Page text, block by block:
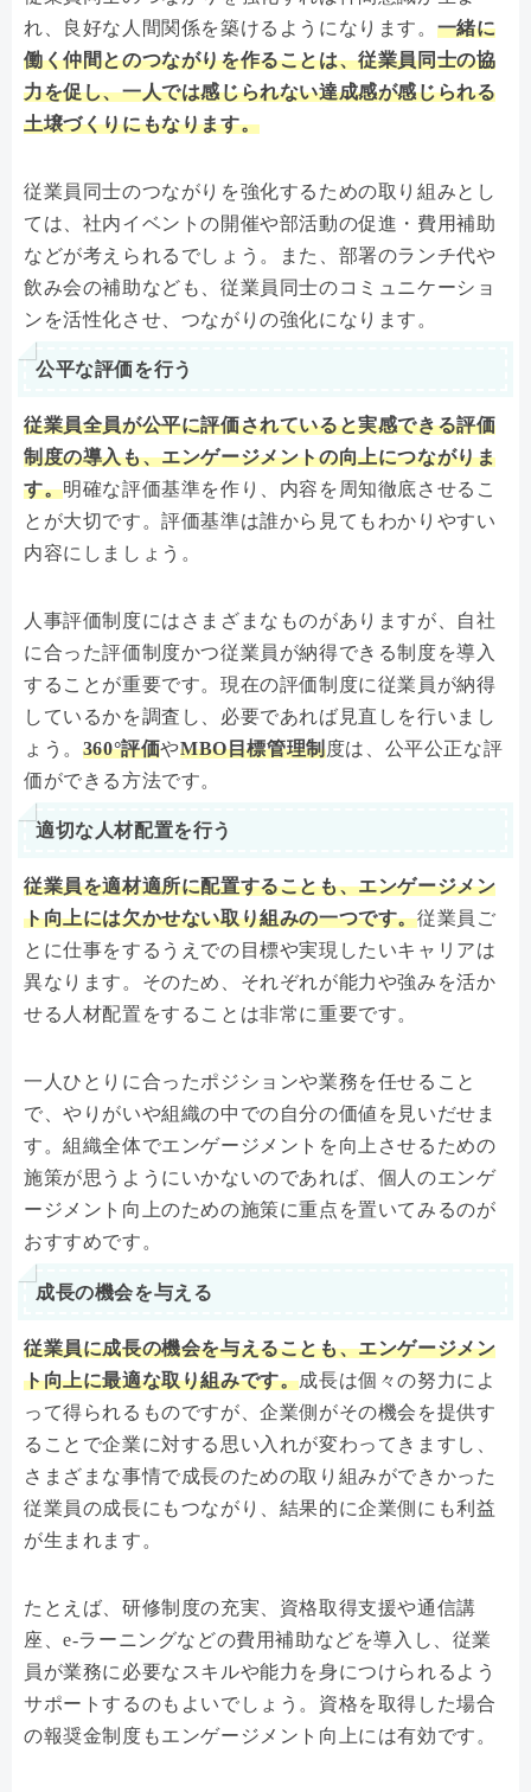
れ、良好な人間関係を築けるようになります。 一緒に
働く仲間とのつながりを作ることは、従業員同士の協
力を促し、一人では感じられない達成感が感じられる
土壌づくりにもなります。
従業員同士のつながりを強化するための取り組みとし
ては、社内イベントの開催や部活動の促進・費用補助
などが考えられるでしょう。また、部署のランチ代や
飲み会の補助なども、従業員同士のコミュニケーショ
ンを活性化させ、つながりの強化になります。
公平な評価を行う
従業員全員が公平に評価されていると実感できる評価
制度の導入も、エンゲージメントの向上につながりま
す。明確な評価基準を作り、内容を周知徹底させるこ
とが大切です。評価基準は誰から見てもわかりやすい
内容にしましょう。
人事評価制度にはさまざまなものがありますが、自社
に合った評価制度かつ従業員が納得できる制度を導入
することが重要です。現在の評価制度に従業員が納得
しているかを調査し、必要であれば見直しを行いまし
ょう。 360°評価やMBO目標管理制度は、公平公正な評
価ができる方法です。
適切な人材配置を行う
従業員を適材適所に配置することも、エンゲージメン
ト向上には欠かせない取り組みの一つです。従業員ご
とに仕事をするうえでの目標や実現したいキャリアは
異なります。そのため、それぞれが能力や強みを活か
せる人材配置をすることは非常に重要です。
一人ひとりに合ったポジションや業務を任せること
で、やりがいや組織の中での自分の価値を見いだせま
す。組織全体でエンゲージメントを向上させるための
施策が思うようにいかないのであれば、個人のエンゲ
ージメント向上のための施策に重点を置いてみるのが
おすすめです。
成長の機会を与える
従業員に成長の機会を与えることも、エンゲージメン
ト向上に最適な取り組みです。成長は個々の努力によ
って得られるものですが、企業側がその機会を提供す
ることで企業に対する思い入れが変わってきますし、
さまざまな事情で成長のための取り組みができかった
従業員の成長にもつながり、結果的に企業側にも利益
が生まれます。
たとえば、研修制度の充実、資格取得支援や通信講
座、e-ラーニングなどの費用補助などを導入し、従業
員が業務に必要なスキルや能力を身につけられるよう
サポートするのもよいでしょう。資格を取得した場合
の報奨金制度もエンゲージメント向上には有効です。